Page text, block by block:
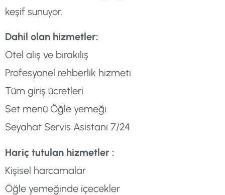
keşif sunuyor.
Dahil olan hizmetler:
Otel alış ve bırakılış
Profesyonel rehberlik hizmeti
Tüm giriş ücretleri
Set menü Öğle yemeği
Seyahat Servis Asistanı 7/24
Hariç tutulan hizmetler :
Kişisel harcamalar
Öğle yemeğinde içecekler